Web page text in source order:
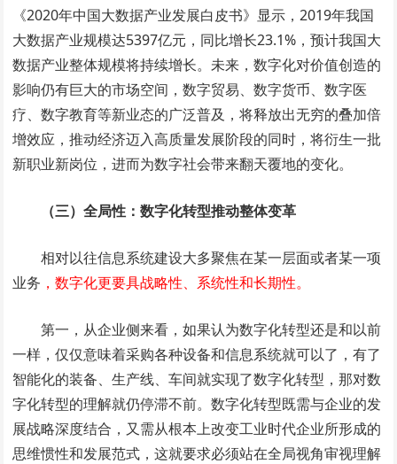
《2020年中国大数据产业发展白皮书》显示，2019年我国
大数据产业规模达5397亿元，同比增长23.1%，预计我国大
数据产业整体规模将持续增长。未来，数字化对价值创造的
影响仍有巨大的市场空间，数字贸易、数字货币、数字医
疗、数字教育等新业态的广泛普及，将释放出无穷的叠加倍
增效应，推动经济迈入高质量发展阶段的同时，将衍生一批
新职业新岗位，进而为数字社会带来翻天覆地的变化。
（三）全局性：数字化转型推动整体变革
相对以往信息系统建设大多聚焦在某一层面或者某一项
业务 ，数字化更要具战略性、系统性和长期性。
第一，从企业侧来看，如果认为数字化转型还是和以前
一样，仅仅意味着采购各种设备和信息系统就可以了，有了
智能化的装备、生产线、车间就实现了数字化转型，那对数
字化转型的理解就仍停滞不前。数字化转型既需与企业的发
展战略深度结合，又需从根本上改变工业时代企业所形成的
思维惯性和发展范式，这就要求必须站在全局视角审视理解